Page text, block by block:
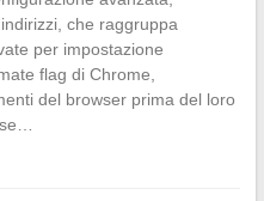
che raggruppa
per impostazione
flag di Chrome,
del browser prima del loro